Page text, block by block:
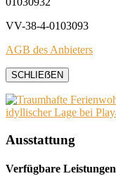
VV-38-4-0103093
AGB des Anbieters
SCHLIEẞEN
Ausstattung
Verfügbare Leistungen